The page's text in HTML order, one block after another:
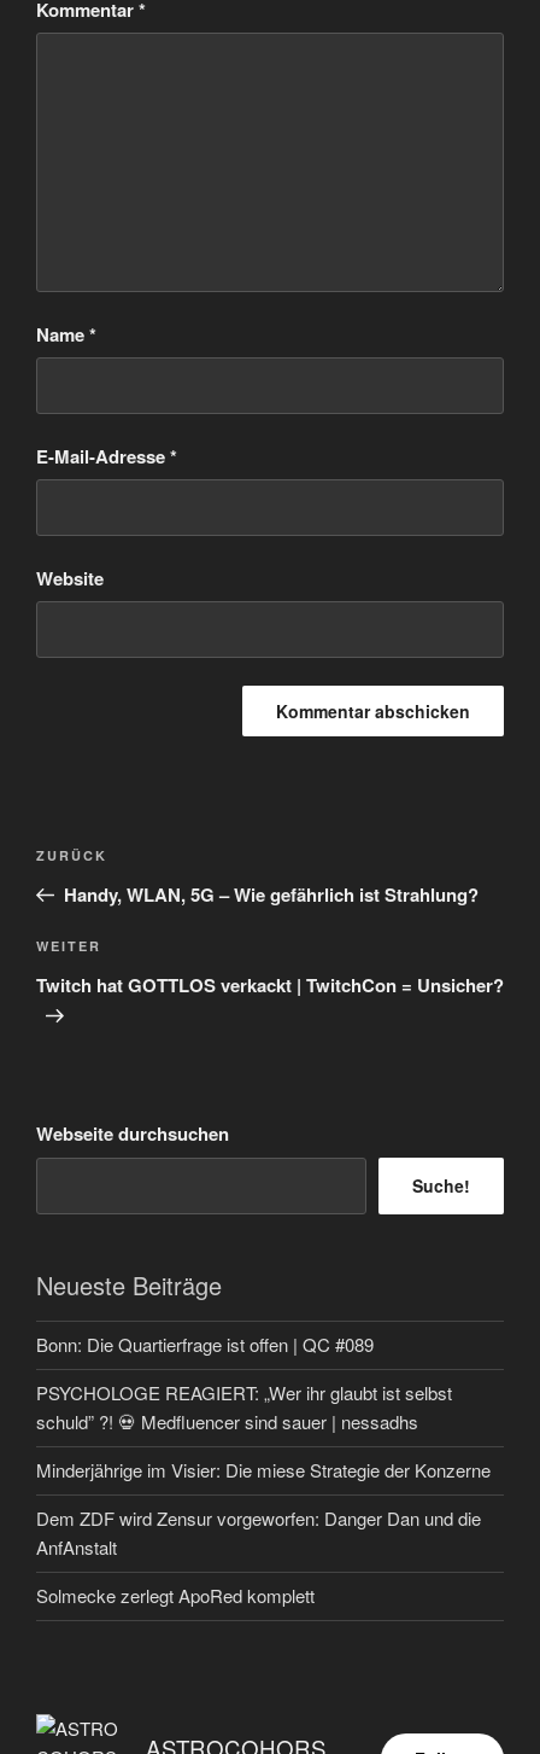
Kommentar*
Name*
E-Mail-Adresse*
Website
Beitragsnavigation
Vorheriger
Beitrag
ZURÜCK
Handy, WLAN, 5G – Wie gefährlich ist Strahlung?
Nächster
Beitrag
WEITER
Twitch hat GOTTLOS verkackt | TwitchCon = Unsicher?
Webseite durchsuchen
Suche!
Neueste Beiträge
Bonn: Die Quartierfrage ist offen | QC #089
PSYCHOLOGE REAGIERT: „Wer ihr glaubt ist selbst
schuld” ?! 💀 Medfluencer sind sauer | nessadhs
Minderjährige im Visier: Die miese Strategie der Konzerne
Dem ZDF wird Zensur vorgeworfen: Danger Dan und die
AnfAnstalt
Solmecke zerlegt ApoRed komplett